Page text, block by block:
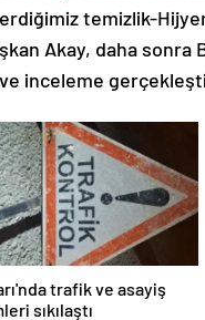
temizlik-
Akay, daha sonra
inceleme
trafik ve asayiş
sıkılaştı